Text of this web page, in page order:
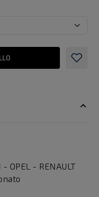
- OPEL - RENAULT